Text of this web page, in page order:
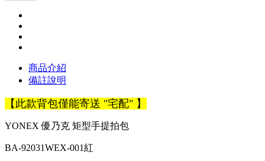
商品介紹
備註說明
【此款背包僅能寄送 "宅配" 】
YONEX 優乃克 矩型手提拍包
BA-92031WEX-001紅